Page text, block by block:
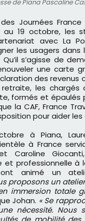
de Piana Pascaline
19 octobre, les
avec La
les usagers dans
s’agisse de
une carte
des revenus
les chargés
formés et épaulés
la CAF, France
pour aider
à Piana,
à France
Caroline
et professionnelle à
ont animé un
proposons un
immersion totale
Johan. « Se
nécessité. Nous